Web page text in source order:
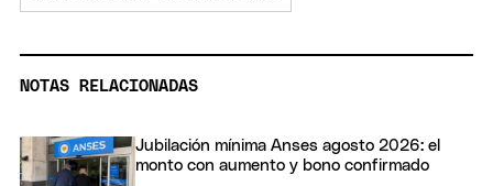
NOTAS RELACIONADAS
Jubilación mínima Anses agosto 2026: el
monto con aumento y bono confirmado